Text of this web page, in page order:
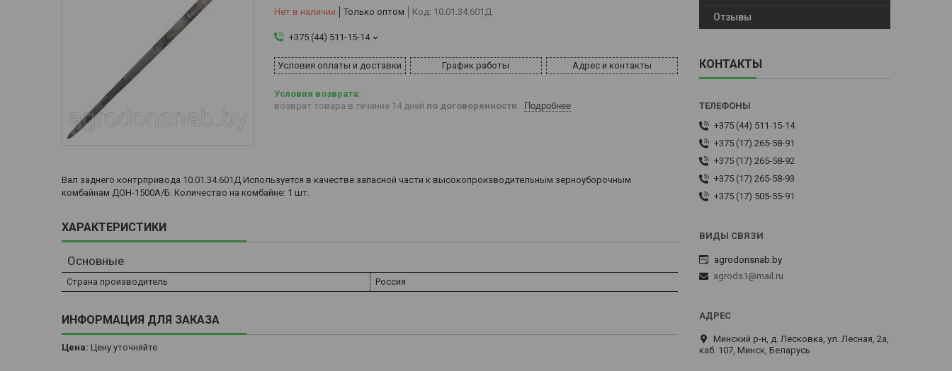
Нет в наличии Только оптом Код: 10.01.34.601Д
+375 (44) 511-15-14
Условия оплаты и доставки График работы Адрес и контакты
возврат товара в течение 14 дней по договоренности Подробнее
Вал заднего контрпривода 10.01.34.601Д Используется в качестве запасной части к высокопроизводительным зерноуборочным
комбайнам ДОН-1500А/Б. Количество на комбайне: 1 шт.
ХАРАКТЕРИСТИКИ
Основные
Страна производитель Россия
ИНФОРМАЦИЯ ДЛЯ ЗАКАЗА
Цена: Цену уточняйте
Отзывы
КОНТАКТЫ
+375 (44) 511-15-14
+375 (17) 265-58-91
+375 (17) 265-58-92
+375 (17) 265-58-93
+375 (17) 505-55-91
agrodonsnab.by
agrods1@mail.ru
Минский р-н, д. Лесковка, ул. Лесная, 2а,
каб. 107, Минск, Беларусь